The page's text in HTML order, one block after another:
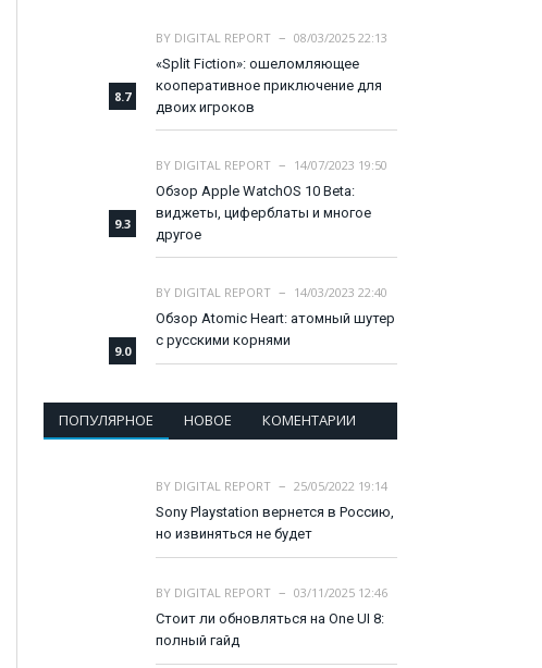
8.7
BY DIGITAL REPORT
08/03/2025 22:13
«Split Fiction»: ошеломляющее
кооперативное приключение для
двоих игроков
9.3
BY DIGITAL REPORT
14/07/2023 19:50
Обзор Apple WatchOS 10 Beta:
виджеты, циферблаты и многое
другое
9.0
BY DIGITAL REPORT
14/03/2023 22:40
Обзор Atomic Heart: атомный шутер
с русскими корнями
ПОПУЛЯРНОЕ НОВОЕ КОМЕНТАРИИ
BY DIGITAL REPORT
25/05/2022 19:14
Sony Playstation вернется в Россию,
но извиняться не будет
BY DIGITAL REPORT
03/11/2025 12:46
Стоит ли обновляться на One UI 8:
полный гайд